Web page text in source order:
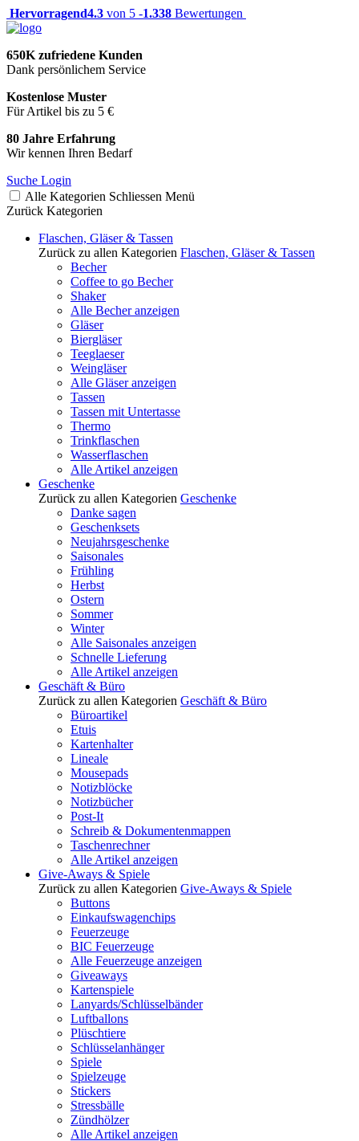
Hervorragend4.3 von 5 -1.338 Bewertungen
650K zufriedene Kunden
Dank persönlichem Service
Kostenlose Muster
Für Artikel bis zu 5 €
80 Jahre Erfahrung
Wir kennen Ihren Bedarf
Suche Login
Alle Kategorien Schliessen Menü
Zurück Kategorien
Flaschen, Gläser & Tassen
Zurück zu allen Kategorien Flaschen, Gläser & Tassen
Becher
Coffee to go Becher
Shaker
Alle Becher anzeigen
Gläser
Biergläser
Teeglaeser
Weingläser
Alle Gläser anzeigen
Tassen
Tassen mit Untertasse
Thermo
Trinkflaschen
Wasserflaschen
Alle Artikel anzeigen
Geschenke
Zurück zu allen Kategorien Geschenke
Danke sagen
Geschenksets
Neujahrsgeschenke
Saisonales
Frühling
Herbst
Ostern
Sommer
Winter
Alle Saisonales anzeigen
Schnelle Lieferung
Alle Artikel anzeigen
Geschäft & Büro
Zurück zu allen Kategorien Geschäft & Büro
Büroartikel
Etuis
Kartenhalter
Lineale
Mousepads
Notizblöcke
Notizbücher
Post-It
Schreib & Dokumentenmappen
Taschenrechner
Alle Artikel anzeigen
Give-Aways & Spiele
Zurück zu allen Kategorien Give-Aways & Spiele
Buttons
Einkaufswagenchips
Feuerzeuge
BIC Feuerzeuge
Alle Feuerzeuge anzeigen
Giveaways
Kartenspiele
Lanyards/Schlüsselbänder
Luftballons
Plüschtiere
Schlüsselanhänger
Spiele
Spielzeuge
Stickers
Stressbälle
Zündhölzer
Alle Artikel anzeigen